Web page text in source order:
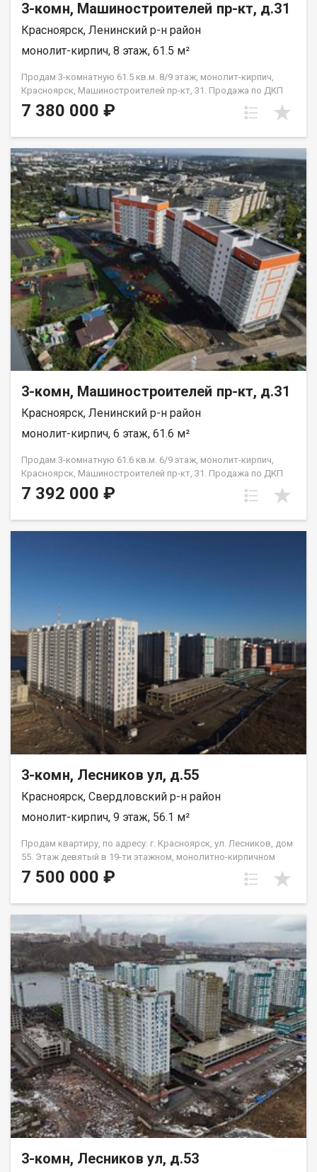
3-комн, Машиностроителей пр-кт, д.31
Красноярск, Ленинский р-н район
монолит-кирпич, 8 этаж, 61.5 м²
Продам 3-комнатную 61.5 кв.м. 8/9 этаж, монолит-кирпич,
Красноярск, Машиностроителей пр-кт, 31. Продажа по ДКП
НЕ ОТ ЗАСТРОЙЩИКА
7 380 000 ₽
3-комн, Машиностроителей пр-кт, д.31
Красноярск, Ленинский р-н район
монолит-кирпич, 6 этаж, 61.6 м²
Продам 3-комнатную 61.6 кв.м. 6/9 этаж, монолит-кирпич,
Красноярск, Машиностроителей пр-кт, 31. Продажа по ДКП
НЕ ОТ ЗАСТРОЙЩИКА
7 392 000 ₽
3-комн, Лесников ул, д.55
Красноярск, Свердловский р-н район
монолит-кирпич, 9 этаж, 56.1 м²
Продам квартиру, по адресу: г. Красноярск, ул. Лесников, дом
55. Этаж девятый в 19-ти этажном, монолитно-кирпичном
доме. Общая площадь- 56,1 кв.м., кухня-гостиная-18 кв.м.,
жилая--26,2 кв.м. Предчистовая отделка от застройщика.
доступность до других районов города. Близость знаковых
мест отдыха, досуга и развлечений - заповедник «Столбы»,
Фанпарк «Бобровый лог» и парк флоры и фауны «Роев ручей».
Благоустроенная набережная протяженностью 1450 метров
вдоль реки Енисей и 500 метров вдоль реки Базаиха с
организованными спусками к воде и остановкой речного
пассажирского транспорта возле ледовой арены. Сеть
пешеходных и велосипедно-роликовых дорожек по всему
району. Бесшумные современные лифты. Наземные
автостоянки на 175 и 297 машино-мест.
7 500 000 ₽
3-комн, Лесников ул, д.53